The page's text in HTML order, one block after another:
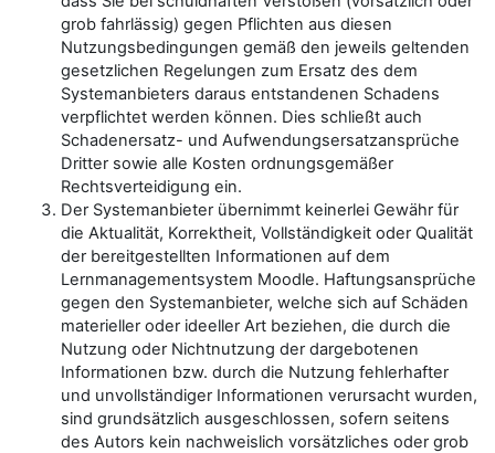
grob fahrlässig) gegen Pflichten aus diesen
Nutzungsbedingungen gemäß den jeweils geltenden
gesetzlichen Regelungen zum Ersatz des dem
Systemanbieters daraus entstandenen Schadens
verpflichtet werden können. Dies schließt auch
Schadenersatz- und Aufwendungsersatzansprüche
Dritter sowie alle Kosten ordnungsgemäßer
Rechtsverteidigung ein.
Der Systemanbieter übernimmt keinerlei Gewähr für
die Aktualität, Korrektheit, Vollständigkeit oder Qualität
der bereitgestellten Informationen auf dem
Lernmanagementsystem Moodle. Haftungsansprüche
gegen den Systemanbieter, welche sich auf Schäden
materieller oder ideeller Art beziehen, die durch die
Nutzung oder Nichtnutzung der dargebotenen
Informationen bzw. durch die Nutzung fehlerhafter
und unvollständiger Informationen verursacht wurden,
sind grundsätzlich ausgeschlossen, sofern seitens
des Autors kein nachweislich vorsätzliches oder grob